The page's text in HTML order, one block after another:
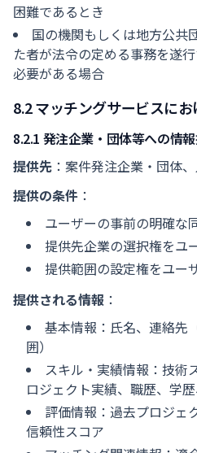
困難であるとき
国の機関もしくは地方公共
た者が法令の定める事務を遂
必要がある場合
8.2 マッチングサービスに
8.2.1 発注企業・団体等への情
提供先 ：案件発注企業・団体
提供の条件 ：
ユーザーの事前の明確な
提供先企業の選択権をユ
提供範囲の設定権をユー
提供される情報 ：
基本情報：氏名、連絡先
囲）
スキル・実績情報：技術
ロジェクト実績、職歴、学
評価情報：過去プロジェ
信頼性スコア